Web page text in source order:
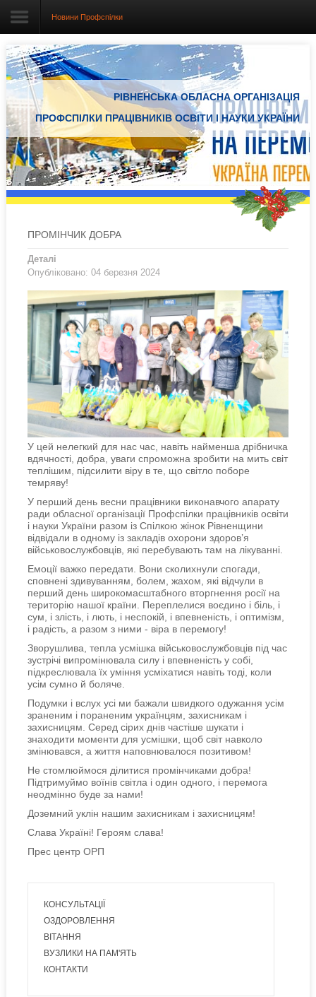
Головна
Про організацію
Документація
Електронний вісник
Новини Профспілки
Новини Профспілки
РІВНЕНСЬКА ОБЛАСНА ОРГАНІЗАЦІЯ
ПРОФСПІЛКИ ПРАЦІВНИКІВ ОСВІТИ І НАУКИ УКРАЇНИ
ПРОМІНЧИК ДОБРА
Деталі
Опубліковано: 04 березня 2024
У цей нелегкий для нас час, навіть найменша дрібничка
вдячності, добра, уваги спроможна зробити на мить світ
теплішим, підсилити віру в те, що світло поборе
темряву!
У перший день весни працівники виконавчого апарату
ради обласної організації Профспілки працівників освіти
і науки України разом із Спілкою жінок Рівненщини
відвідали в одному із закладів охорони здоров’я
військовослужбовців, які перебувають там на лікуванні.
Емоції важко передати. Вони сколихнули спогади,
сповнені здивуванням, болем, жахом, які відчули в
перший день широкомасштабного вторгнення росії на
територію нашої країни. Переплелися воєдино і біль, і
сум, і злість, і лють, і неспокій, і впевненість, і оптимізм,
і радість, а разом з ними - віра в перемогу!
Зворушлива, тепла усмішка військовослужбовців під час
зустрічі випромінювала силу і впевненість у собі,
підкреслювала їх уміння усміхатися навіть тоді, коли
усім сумно й боляче.
Подумки і вслух усі ми бажали швидкого одужання усім
зраненим і пораненим українцям, захисникам і
захисницям. Серед сірих днів частіше шукати і
знаходити моменти для усмішки, щоб світ навколо
змінювався, а життя наповнювалося позитивом!
Не стомлюймося ділитися промінчиками добра!
Підтримуймо воїнів світла і один одного, і перемога
неодмінно буде за нами!
Доземний уклін нашим захисникам і захисницям!
Слава Україні! Героям слава!
Прес центр ОРП
КОНСУЛЬТАЦІЇ
ОЗДОРОВЛЕННЯ
ВІТАННЯ
ВУЗЛИКИ НА ПАМ'ЯТЬ
КОНТАКТИ